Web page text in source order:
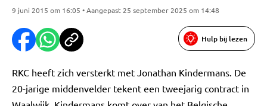
9 juni 2015 om 16:05 • Aangepast 25 september 2025 om 14:48
Hulp bij lezen
RKC heeft zich versterkt met Jonathan Kindermans. De
20-jarige middenvelder tekent een tweejarig contract in